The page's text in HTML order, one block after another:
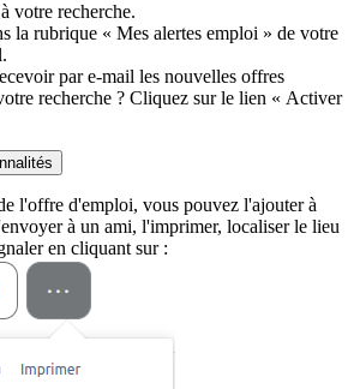
votre recherche.
la rubrique « Mes alertes emploi » de votre
par e-mail les nouvelles offres
recherche ? Cliquez sur le lien « Activer
l'offre d'emploi, vous pouvez l'ajouter à
à un ami, l'imprimer, localiser le lieu
en cliquant sur :